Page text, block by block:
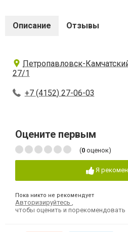
Описание Отзывы
Петропавловск-
27/1
+7 (4152) 27-06-03
Оцените первым
(0 оценок)
Я
Пока никто не рекомендует
Авторизируйтесь
чтобы оценить и порекомендовать